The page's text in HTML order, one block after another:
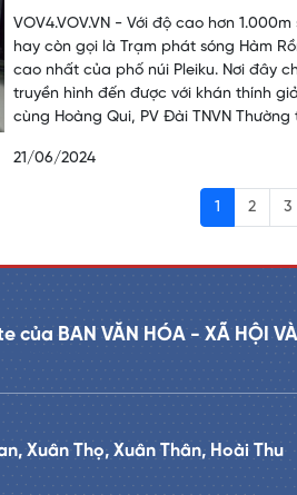
VOV4.VOV.VN - Với độ cao hơn
hay còn gọi là Trạm phát sóng Hàm
cao nhất của phố núi Pleiku. Nơi đây
truyền hình đến được với khán thính
cùng Hoàng Qui, PV Đài TNVN
21/06/2024
1 2 3
của BAN VĂN HÓA - XÃ HỘI
Xuân Thọ, Xuân Thân, Hoài Thu